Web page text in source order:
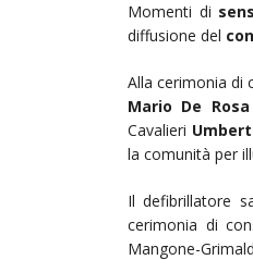
Momenti di
diffusione del
Alla cerimonia di
Mario De Rosa
Cavalieri
la comunità per
Il defibrillatore
cerimonia di
Mangone-